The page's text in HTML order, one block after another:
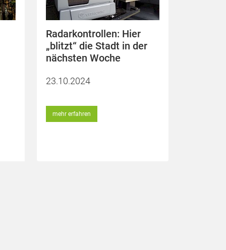
Radarkontrollen: Hier
„blitzt“ die Stadt in der
nächsten Woche
23.10.2024
mehr erfahren